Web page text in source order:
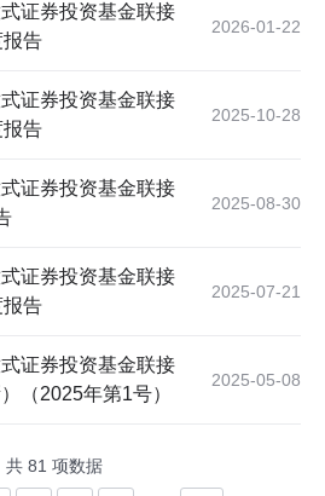
证券投资基金联接
告
2026-01-22
证券投资基金联接
告
2025-10-28
证券投资基金联接
2025-08-30
证券投资基金联接
告
2025-07-21
证券投资基金联接
（2025年第1号）
2025-05-08
共 81 项数据